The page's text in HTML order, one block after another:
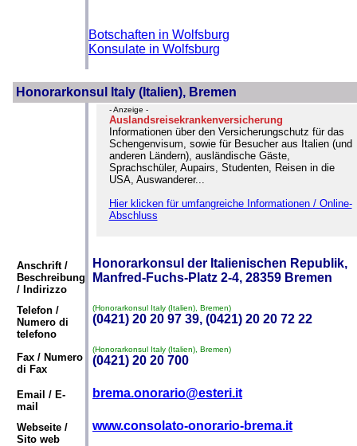
Botschaften in Wolfsburg
Konsulate in Wolfsburg
Honorarkonsul Italy (Italien), Bremen
- Anzeige -
Auslandsreisekrankenversicherung
Informationen über den Versicherungschutz für das
Schengenvisum, sowie für Besucher aus Italien (und
anderen Ländern), ausländische Gäste,
Sprachschüler, Aupairs, Studenten, Reisen in die
USA, Auswanderer...
Hier klicken für umfangreiche Informationen / Online-
Abschluss
Anschrift /
Beschreibung
/ Indirizzo
Honorarkonsul der Italienischen Republik,
Manfred-Fuchs-Platz 2-4, 28359 Bremen
Telefon /
Numero di
telefono
(Honorarkonsul Italy (Italien), Bremen)
(0421) 20 20 97 39, (0421) 20 20 72 22
Fax / Numero
di Fax
(Honorarkonsul Italy (Italien), Bremen)
(0421) 20 20 700
Email / E-
mail
brema.onorario@esteri.it
Webseite /
Sito web
www.consolato-onorario-brema.it